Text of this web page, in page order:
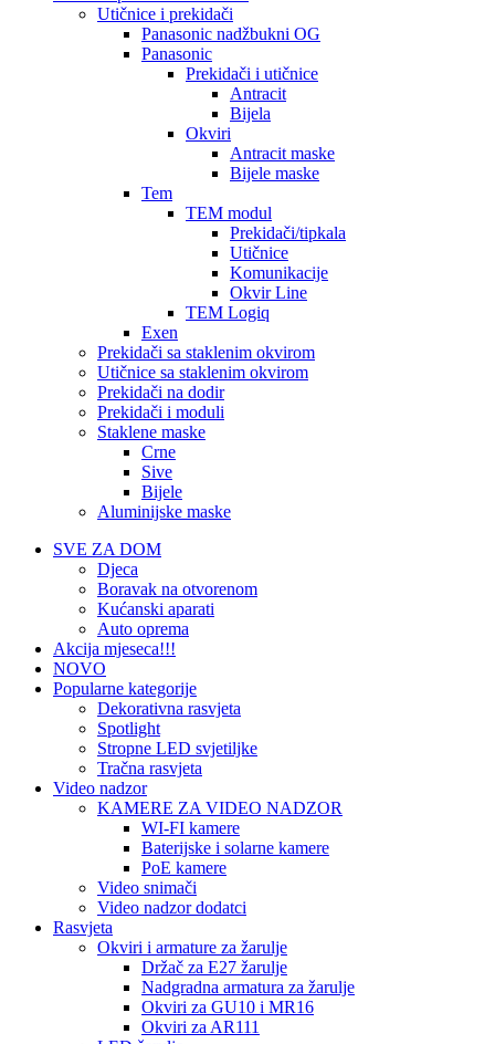
Utičnice i prekidači
Panasonic nadžbukni OG
Panasonic
Prekidači i utičnice
Antracit
Bijela
Okviri
Antracit maske
Bijele maske
Tem
TEM modul
Prekidači/tipkala
Utičnice
Komunikacije
Okvir Line
TEM Logiq
Exen
Prekidači sa staklenim okvirom
Utičnice sa staklenim okvirom
Prekidači na dodir
Prekidači i moduli
Staklene maske
Crne
Sive
Bijele
Aluminijske maske
SVE ZA DOM
Djeca
Boravak na otvorenom
Kućanski aparati
Auto oprema
Akcija mjeseca!!!
NOVO
Popularne kategorije
Dekorativna rasvjeta
Spotlight
Stropne LED svjetiljke
Tračna rasvjeta
Video nadzor
KAMERE ZA VIDEO NADZOR
WI-FI kamere
Baterijske i solarne kamere
PoE kamere
Video snimači
Video nadzor dodatci
Rasvjeta
Okviri i armature za žarulje
Držač za E27 žarulje
Nadgradna armatura za žarulje
Okviri za GU10 i MR16
Okviri za AR111